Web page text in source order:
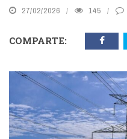
27/02/2026 145
COMPARTE: